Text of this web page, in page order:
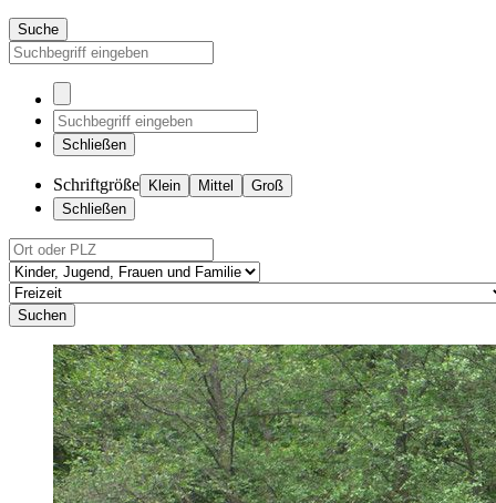
Suche
Schließen
Schriftgröße Klein Mittel
Groß
Schließen
Suchen